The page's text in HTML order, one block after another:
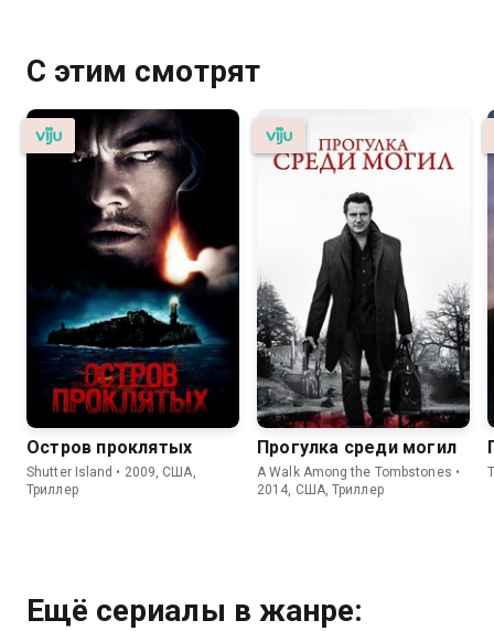
С этим смотрят
Остров проклятых
Shutter Island • 2009, США,
Триллер
Прогулка среди могил
A Walk Among the Tombstones •
2014, США, Триллер
Ещё сериалы в жанре: